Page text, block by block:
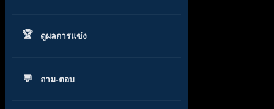
ดูผลการแข่ง
ถาม-ตอบ